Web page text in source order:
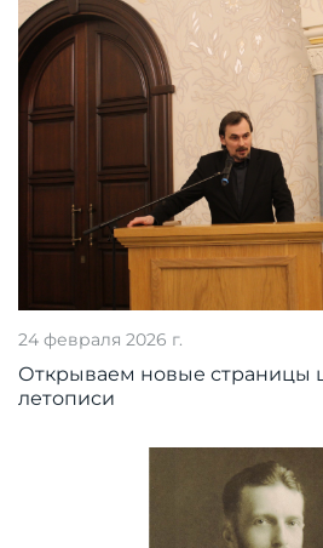
24 февраля 2026 г.
Открываем новые страницы
летописи